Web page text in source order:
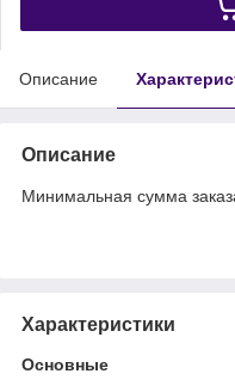
Описание
Описание
Минимальная сумма
Характеристики
Основные